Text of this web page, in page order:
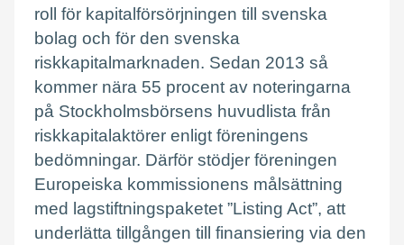
roll för kapitalförsörjningen till svenska
bolag och för den svenska
riskkapitalmarknaden. Sedan 2013 så
kommer nära 55 procent av noteringarna
på Stockholmsbörsens huvudlista från
riskkapitalaktörer enligt föreningens
bedömningar. Därför stödjer föreningen
Europeiska kommissionens målsättning
med lagstiftningspaketet ”Listing Act”, att
underlätta tillgången till finansiering via den